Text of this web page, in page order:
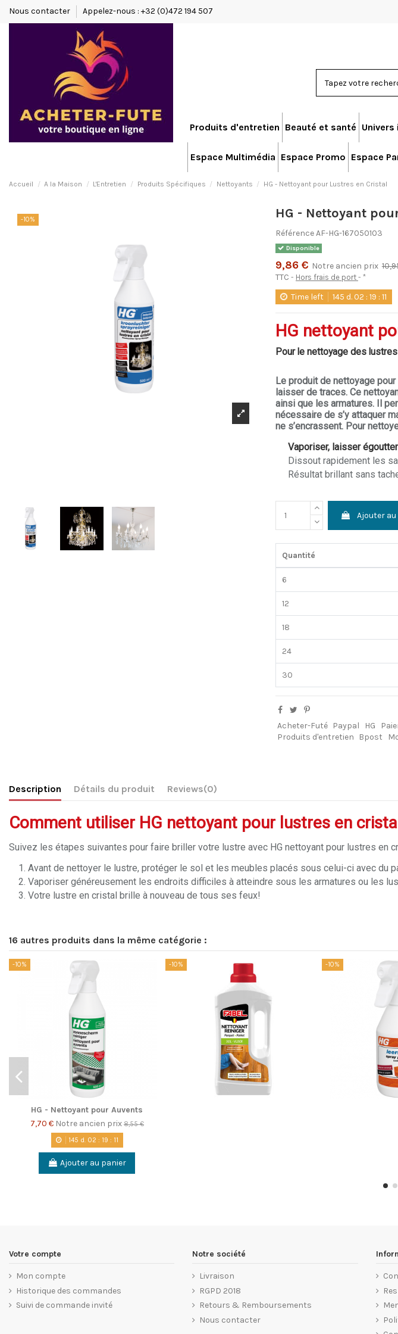
Nous contacter Appelez-nous : +32 (0)472 194 507
Produits d'entretien Beauté et santé
Espace Multimédia Espace Promo Espace
Accueil A la Maison L'Entretien Produits Spécifiques Nettoyants HG - Nettoyant pour Lustres en Cristal
-10% HG - Nettoyant
RéférenceAF-HG-167050103
Disponible
9,86 € Notre ancien prix
TTC Hors frais de port *
Time left 145 d. 02 :19 :11
HG nettoyant
Pour le nettoyage des
Le produit de nettoyage
laisser de traces. Ce
ainsi que les armatures. Il
nécessaire de s’y attaquer
ne s’encrassent. Pour
Vaporiser, laisser égoutter
Dissout rapidement les
Résultat brillant sans
Ajouter
Quantité
6
12
18
24
30
Acheter-Futé Paypal HG
Produits d'entretien
Bpost
Description Détails du produit Reviews(0)
Comment utiliser HG nettoyant pour lustres en
Suivez les étapes suivantes pour faire briller votre lustre avec HG nettoyant pour lustres en
Avant de nettoyer le lustre, protéger le sol et les meubles placés sous celui-ci avec du
Vaporiser généreusement les endroits difficiles à atteindre sous les armatures ou les
Votre lustre en cristal brille à nouveau de tous ses feux!
16 autres produits dans la même catégorie :
-10%
HG - Nettoyant pour Auvents
7,70 € Notre ancien prix 8,55 €
145 d. 02 : 19 : 11
Ajouter au panier
-10% -10%
Votre compte
Mon compte
Historique des commandes
Suivi de commande invité
Notre société
Livraison
RGPD 2018
Retours & Remboursements
Nous contacter